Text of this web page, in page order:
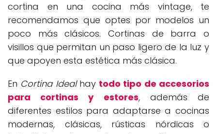
cortina en una cocina más vintage, te
recomendamos que optes por modelos un
poco más clásicos. Cortinas de barra o
visillos que permitan un paso ligero de la luz y
que apoyen esta estética más clásica.
En Cortina Idealhay todo tipo de accesorios
para cortinas y estores, además de
diferentes estilos para adaptarse a cocinas
modernas, clásicas, rústicas nórdicas o